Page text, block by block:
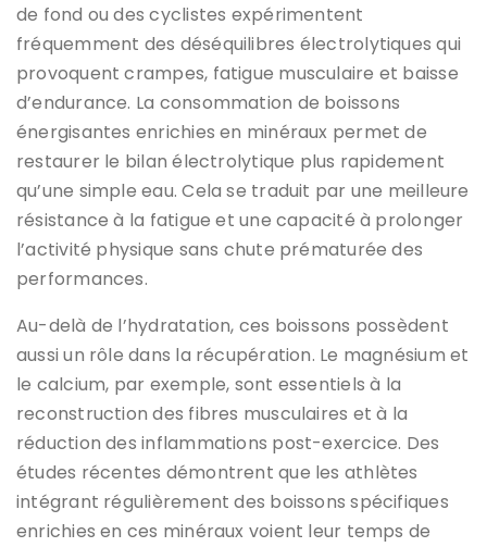
de fond ou des cyclistes expérimentent
fréquemment des déséquilibres électrolytiques qui
provoquent crampes, fatigue musculaire et baisse
d’endurance. La consommation de boissons
énergisantes enrichies en minéraux permet de
restaurer le bilan électrolytique plus rapidement
qu’une simple eau. Cela se traduit par une meilleure
résistance à la fatigue et une capacité à prolonger
l’activité physique sans chute prématurée des
performances.
Au-delà de l’hydratation, ces boissons possèdent
aussi un rôle dans la récupération. Le magnésium et
le calcium, par exemple, sont essentiels à la
reconstruction des fibres musculaires et à la
réduction des inflammations post-exercice. Des
études récentes démontrent que les athlètes
intégrant régulièrement des boissons spécifiques
enrichies en ces minéraux voient leur temps de